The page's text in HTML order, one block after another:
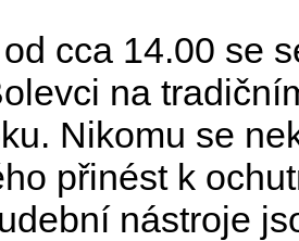
cca 14.00 se
na
Nikomu se
přinést k
nástroje